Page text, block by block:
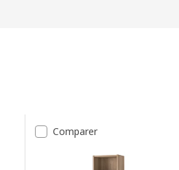
Comparer